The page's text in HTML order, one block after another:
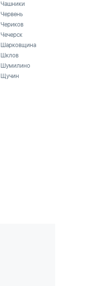
Чашники
Червень
Чериков
Чечерск
Шарковщина
Шклов
Шумилино
Щучин